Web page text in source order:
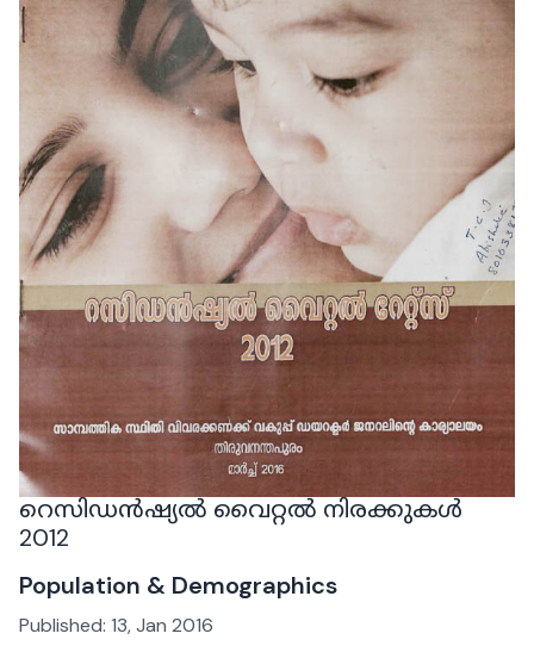
റെസിഡൻഷ്യൽ വൈറ്റൽ നിരക്കുകൾ
2012
Population & Demographics
Published: 13, Jan 2016